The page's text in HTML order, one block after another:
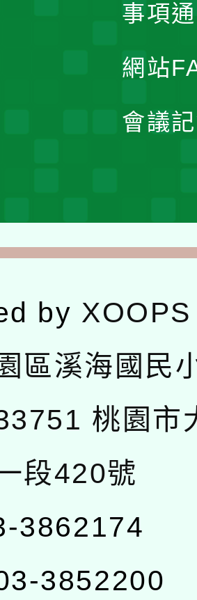
事項
網站
會議
by XOOPS
區溪海國民
桃園市
段420號
3862174
3852200